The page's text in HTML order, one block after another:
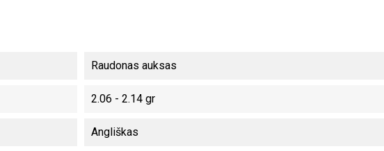
Raudonas auksas
2.06 - 2.14 gr
Angliškas